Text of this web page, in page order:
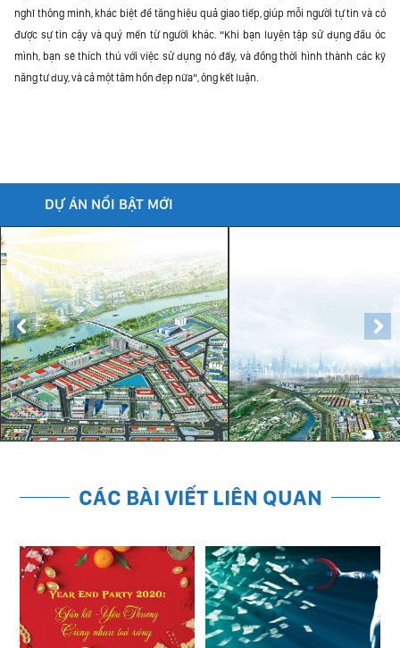
nghĩ thông minh, khác biệt để tăng hiệu quả giao tiếp, giúp mỗi người tự tin và có
được sự tin cậy và quý mến từ người khác. “Khi bạn luyện tập sử dụng đầu óc
mình, bạn sẽ thích thú với việc sử dụng nó đấy, và đồng thời hình thành các kỹ
năng tư duy, và cả một tâm hồn đẹp nữa”, ông kết luận.
DỰ ÁN NỔI BẬT MỚI
11.1.2022 11.1.2022
CÁC BÀI VIẾT LIÊN QUAN